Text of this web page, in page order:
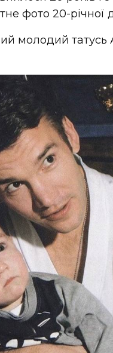
фото 20-річної
молодий татусь